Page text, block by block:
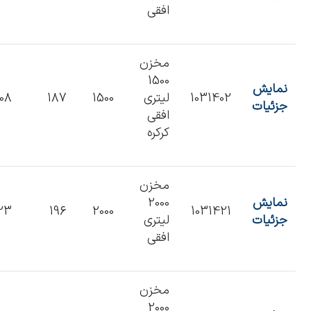
افقی
نمایش
جزئیات
1031402
مخزن
1500
لیتری
افقی
کرکره
1500
187
نمایش
جزئیات
1031421
مخزن
2000
لیتری
افقی
2000
196
مخزن